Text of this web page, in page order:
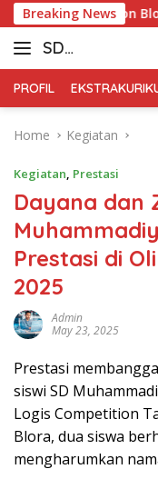
Skip
to
content
Breaking News
Badminton Blora ke-
SD
Blora
PROFIL
Home Kegiatan
Kegiatan, Prestasi
Dayana dan
Prestasi di
2025
Admin
May 23, 2025
Prestasi
siswi SD
Logis Competition
Blora, dua siswa
mengharumkan